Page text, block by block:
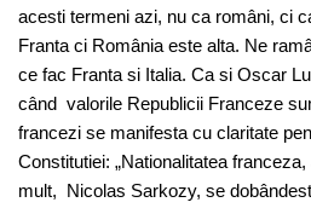
acesti termeni azi, nu ca români, ci
Franta ci România este alta. Ne
ce fac Franta si Italia. Ca si Oscar
când valorile Republicii Franceze
francezi se manifesta cu claritate
Constitutiei: „Nationalitatea
mult, Nicolas Sarkozy, se